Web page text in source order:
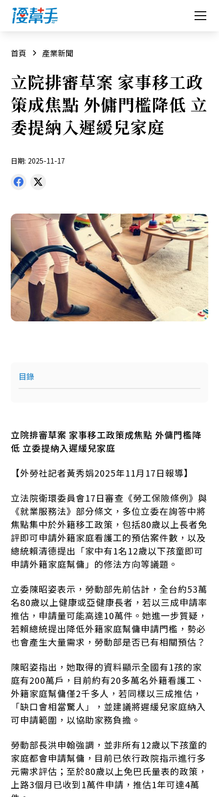
首頁 產業新聞
立院排審草案 家事移工政
策成焦點 外傭門檻降低 立
委提納入遲緩兒家庭
日期: 2025-11-17
目錄
立院排審草案 家事移工政策成焦點 外傭門檻降
低 立委提納入遲緩兒家庭
【外勞社記者黃秀娟2025年11月17日報導】
立法院衛環委員會17日審查《勞工保險條例》與
《就業服務法》部分條文，多位立委在詢答中將
焦點集中於外籍移工政策，包括80歲以上長者免
評即可申請外籍家庭看護工的預估案件數，以及
總統賴清德提出「家中有1名12歲以下孩童即可
申請外籍家庭幫傭」的修法方向等議題。
立委陳昭姿表示，勞動部先前估計，全台約53萬
名80歲以上健康或亞健康長者，若以三成申請率
推估，申請量可能高達10萬件。她進一步質疑，
若賴總統提出降低外籍家庭幫傭申請門檻，勢必
也會產生大量需求，勞動部是否已有相關預估？
陳昭姿指出，她取得的資料顯示全國有1孩的家
庭有200萬戶，目前約有20多萬名外籍看護工、
外籍家庭幫傭僅2千多人，若同樣以三成推估，
「缺口會相當驚人」，並建議將遲緩兒家庭納入
可申請範圍，以協助家務負擔。
勞動部長洪申翰強調，並非所有12歲以下孩童的
家庭都會申請幫傭，目前已依行政院指示進行多
元需求評估；至於80歲以上免巴氏量表的政策，
上路3個月已收到1萬件申請，推估1年可達4萬